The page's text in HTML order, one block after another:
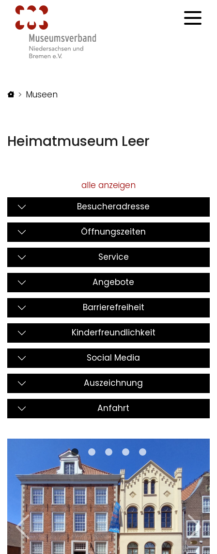
Startseite
Museen
Heimatmuseum Leer
Previous Next
alle anzeigen
Besucheradresse
Öffnungszeiten
Service
Angebote
Barrierefreiheit
Kinderfreundlichkeit
Social Media
Auszeichnung
Anfahrt